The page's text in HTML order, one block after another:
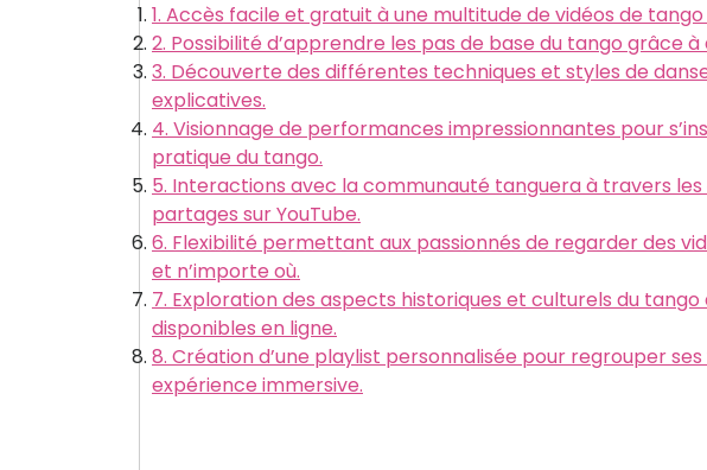
1. Accès facile et gratuit à une multitude de vidéos de tango
2. Possibilité d’apprendre les pas de base du tango grâce
3. Découverte des différentes techniques et styles de
explicatives.
4. Visionnage de performances impressionnantes pour
pratique du tango.
5. Interactions avec la communauté tanguera à travers
partages sur YouTube.
6. Flexibilité permettant aux passionnés de regarder des
et n’importe où.
7. Exploration des aspects historiques et culturels du
disponibles en ligne.
8. Création d’une playlist personnalisée pour regrouper
expérience immersive.